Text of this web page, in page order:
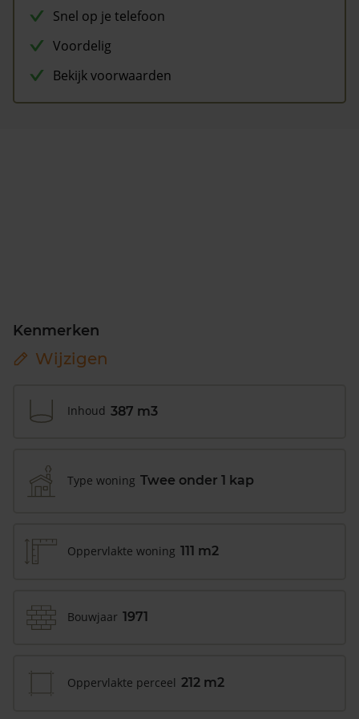
Snel op je telefoon
Voordelig
Bekijk voorwaarden
Kenmerken
Wijzigen
Inhoud 387 m3
Type woning Twee onder 1 kap
Oppervlakte woning 111 m2
Bouwjaar 1971
Oppervlakte perceel 212 m2